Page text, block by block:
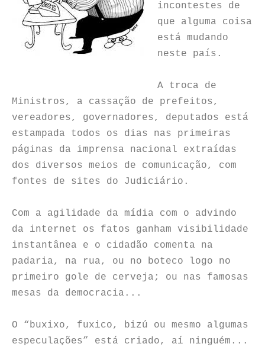
incontestes de
que alguma coisa
está mudando
neste país.
A troca de
Ministros, a cassação de prefeitos,
vereadores, governadores, deputados está
estampada todos os dias nas primeiras
páginas da imprensa nacional extraídas
dos diversos meios de comunicação, com
fontes de sites do Judiciário.
Com a agilidade da mídia com o advindo
da internet os fatos ganham visibilidade
instantânea e o cidadão comenta na
padaria, na rua, ou no boteco logo no
primeiro gole de cerveja; ou nas famosas
mesas da democracia...
O “buxixo, fuxico, bizú ou mesmo algumas
especulações” está criado, aí ninguém...